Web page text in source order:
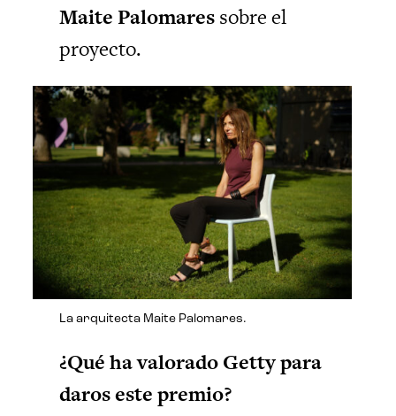
Maite Palomaressobre el
proyecto.
La arquitecta Maite Palomares.
¿Qué ha valorado Getty para
daros este premio?